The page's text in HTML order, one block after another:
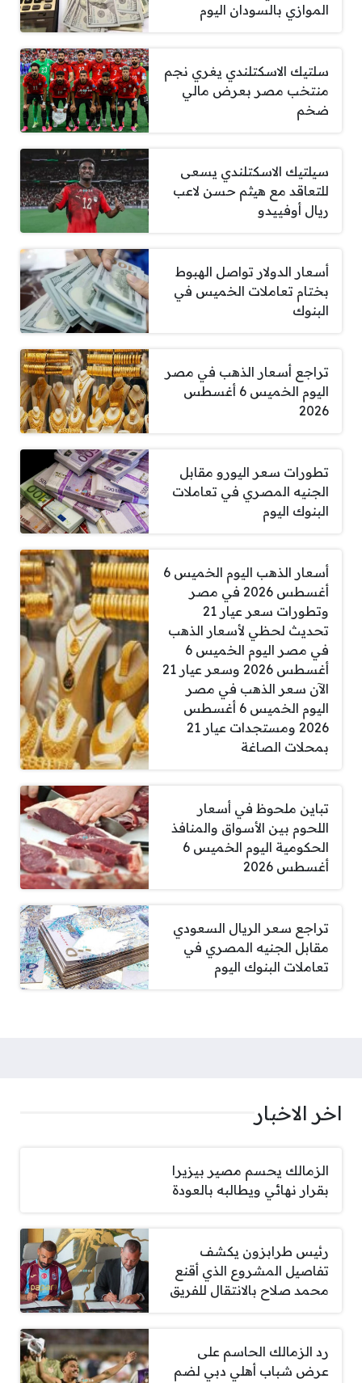
الموازي بالسودان اليوم
سلتيك الاسكتلندي يغري نجم
منتخب مصر بعرض مالي
ضخم
سيلتيك الاسكتلندي يسعى
للتعاقد مع هيثم حسن لاعب
ريال أوفييدو
أسعار الدولار تواصل الهبوط
بختام تعاملات الخميس في
البنوك
تراجع أسعار الذهب في مصر
اليوم الخميس 6 أغسطس
2026
تطورات سعر اليورو مقابل
الجنيه المصري في تعاملات
البنوك اليوم
أسعار الذهب اليوم الخميس 6
أغسطس 2026 في مصر
وتطورات سعر عيار 21
تحديث لحظي لأسعار الذهب
في مصر اليوم الخميس 6
أغسطس 2026 وسعر عيار 21
الآن سعر الذهب في مصر
اليوم الخميس 6 أغسطس
2026 ومستجدات عيار 21
بمحلات الصاغة
تباين ملحوظ في أسعار
اللحوم بين الأسواق والمنافذ
الحكومية اليوم الخميس 6
أغسطس 2026
تراجع سعر الريال السعودي
مقابل الجنيه المصري في
تعاملات البنوك اليوم
اخر الاخبار
الزمالك يحسم مصير بيزيرا
بقرار نهائي ويطالبه بالعودة
رئيس طرابزون يكشف
تفاصيل المشروع الذي أقنع
محمد صلاح بالانتقال للفريق
رد الزمالك الحاسم على
عرض شباب أهلي دبي لضم